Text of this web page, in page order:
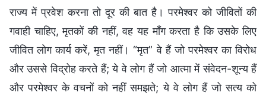
राज्य में प्रवेश करना तो दूर की बात है। परमेश्वर को जीवितों की
गवाही चाहिए, मृतकों की नहीं, वह यह माँग करता है कि उसके लिए
जीवित लोग कार्य करें, मृत नहीं। “मृत” वे हैं जो परमेश्वर का विरोध
और उससे विद्रोह करते हैं; ये वे लोग हैं जो आत्मा में संवेदन-शून्य हैं
और परमेश्वर के वचनों को नहीं समझते; ये वे लोग हैं जो सत्य को